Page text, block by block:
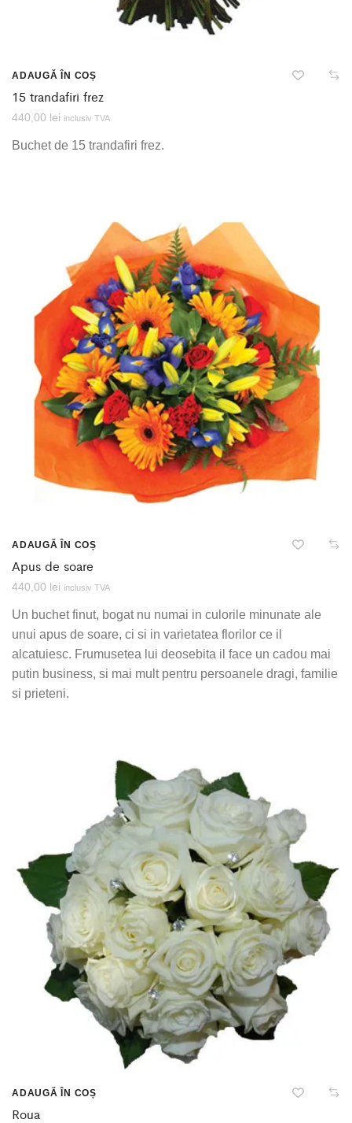
ADAUGĂ ÎN COȘ
15 trandafiri frez
440,00 lei inclusiv TVA
Buchet de 15 trandafiri frez.
ADAUGĂ ÎN COȘ
Apus de soare
440,00 lei inclusiv TVA
Un buchet finut, bogat nu numai in culorile minunate ale
unui apus de soare, ci si in varietatea florilor ce il
alcatuiesc. Frumusetea lui deosebita il face un cadou mai
putin business, si mai mult pentru persoanele dragi, familie
si prieteni.
ADAUGĂ ÎN COȘ
Roua